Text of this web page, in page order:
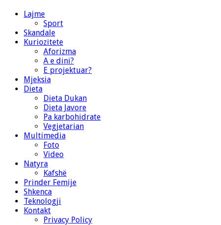
Lajme
Sport
Skandale
Kuriozitete
Aforizma
A e dini?
E projektuar?
Mjeksia
Dieta
Dieta Dukan
Dieta Javore
Pa karbohidrate
Vegjetarian
Multimedia
Foto
Video
Natyra
Kafshë
Prinder Femije
Shkenca
Teknologji
Kontakt
Privacy Policy